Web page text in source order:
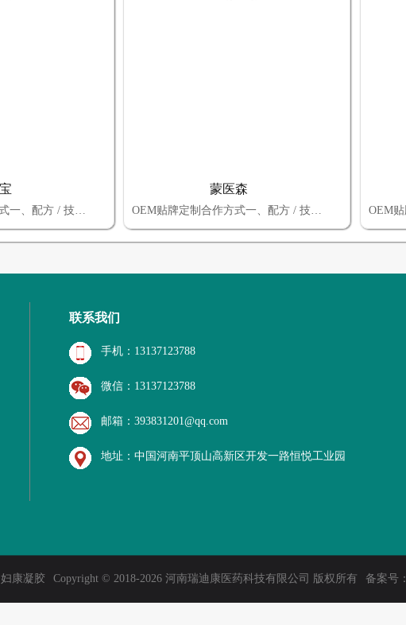
OEM贴牌定制合作方式一、配方 / 技术选择：自有配方定制 vs 厂家成熟配方二、品牌归属选择：自有商标 vs 厂家商标三、包装设计选择：自有设计（厂家审核） vs 厂家全包总结：OEM 贴牌定制的核心决策逻辑 选择上述三大模块的合作方式时，本质是平衡 “控制权、成本、效率” 三者的关系：若追求高控制权 + 长期品牌价值：优先
蒙医森
联系我们
手机：13137123788
微信：13137123788
邮箱：393831201@qq.com
地址：中国河南平顶山高新区开发一路恒悦工业园
康凝胶 Copyright © 2018-2026 河南瑞迪康医药科技有限公司 版权所有 备案号：